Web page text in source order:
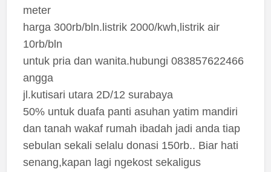
meter
harga 300rb/bln.listrik 2000/kwh,listrik air
10rb/bln
untuk pria dan wanita.hubungi 083857622466
angga
jl.kutisari utara 2D/12 surabaya
50% untuk duafa panti asuhan yatim mandiri
dan tanah wakaf rumah ibadah jadi anda tiap
sebulan sekali selalu donasi 150rb.. Biar hati
senang,kapan lagi ngekost sekaligus